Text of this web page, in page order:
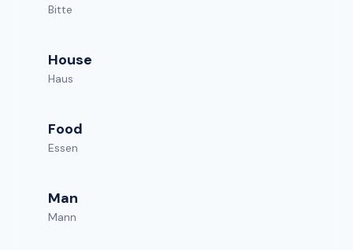
Bitte
House
Haus
Food
Essen
Man
Mann